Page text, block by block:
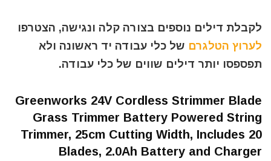
לקבלת דילים נוספים בצורה קלה ונגישה, הצטרפו
לערוץ הטלגרם של כלי עבודה יד ראשונה ולא
תפספסו יותר דילים שווים של כלי עבודה.
Greenworks 24V Cordless Strimmer Blade
Grass Trimmer Battery Powered String
Trimmer, 25cm Cutting Width, Includes 20
Blades, 2.0Ah Battery and Charger